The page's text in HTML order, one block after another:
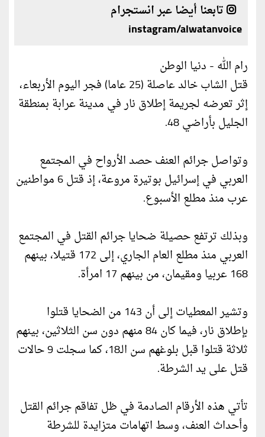
تابعنا أيضا عبر انستجرام
instagram/alwatanvoice
رام الله - دنيا الوطن
قتل الشاب خالد عاصلة (25 عاما) فجر اليوم الأربعاء،
إثر تعرضه لجريمة إطلاق نار في مدينة عرابة بمنطقة
الجليل بأراضي 48.
وتواصل جرائم العنف حصد الأرواح في المجتمع
العربي في إسرائيل بوتيرة مروعة، إذ قتل 6 مواطنين
عرب منذ مطلع الأسبوع.
وبذلك ترتفع حصيلة ضحايا جرائم القتل في المجتمع
العربي منذ مطلع العام الجاري، إلى 172 قتيلا، بينهم
168 عربيا ومقيمان، من بينهم 17 امرأة.
وتشير المعطيات إلى أن 143 من الضحايا قتلوا
بإطلاق نار، فيما كان 84 منهم دون سن الثلاثين، بينهم
ثلاثة قتلوا قبل بلوغهم سن الـ18، كما سجلت 9 حالات
قتل على يد الشرطة.
تأتي هذه الأرقام الصادمة في ظل تفاقم جرائم القتل
وأحداث العنف، وسط اتهامات متزايدة للشرطة